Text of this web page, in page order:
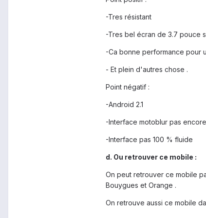
-Tres résistant
-Tres bel écran de 3.7 pouce
-Ca bonne performance pour
- Et plein d'autres chose .
Point négatif :
-Android 2.1
-Interface motoblur pas
-Interface pas 100 % fluide
d. Ou retrouver ce mobile :
On peut retrouver ce mobile
Bouygues et Orange .
On retrouve aussi ce mobile